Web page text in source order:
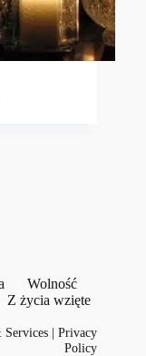
Wolność
Z życia wzięte
Services |Privacy
Policy